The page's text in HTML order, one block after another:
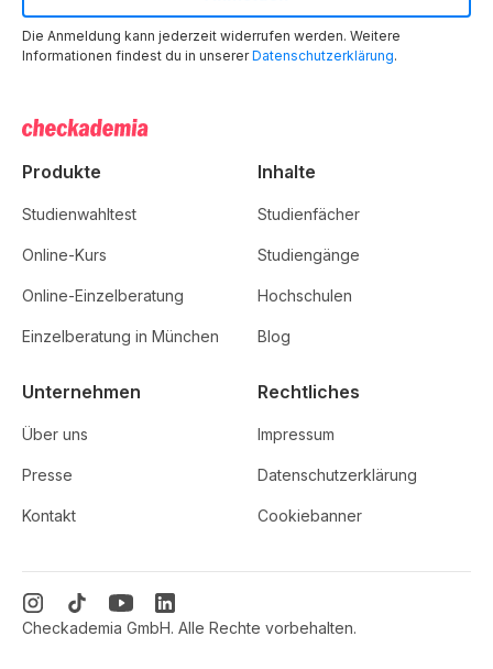
Die Anmeldung kann jederzeit widerrufen werden. Weitere
Informationen findest du in unsererDatenschutzerklärung.
Produkte
Studienwahltest
Online-Kurs
Online-Einzelberatung
Einzelberatung in München
Inhalte
Studienfächer
Studiengänge
Hochschulen
Blog
Unternehmen
Über uns
Presse
Kontakt
Rechtliches
Impressum
Datenschutzerklärung
Cookiebanner
Checkademia GmbH. Alle Rechte vorbehalten.